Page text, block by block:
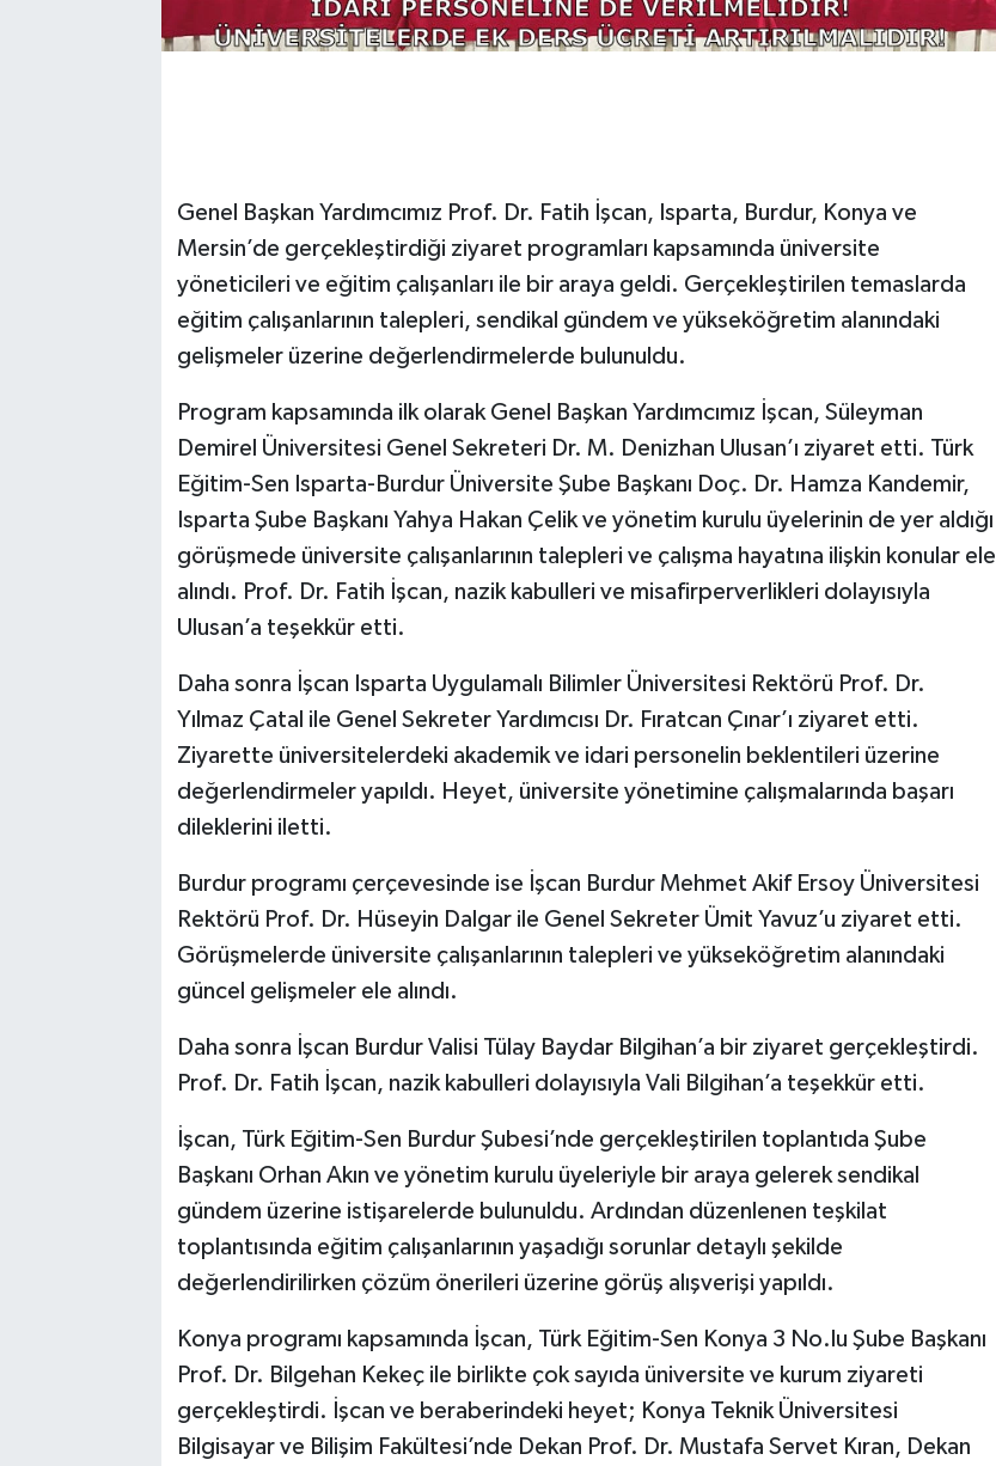
Genel Başkan Yardımcımız Prof. Dr. Fatih İşcan, Isparta, Burdur, Konya ve
Mersin’de gerçekleştirdiği ziyaret programları kapsamında üniversite
yöneticileri ve eğitim çalışanları ile bir araya geldi. Gerçekleştirilen temaslarda
eğitim çalışanlarının talepleri, sendikal gündem ve yükseköğretim alanındaki
gelişmeler üzerine değerlendirmelerde bulunuldu.
Program kapsamında ilk olarak Genel Başkan Yardımcımız İşcan, Süleyman
Demirel Üniversitesi Genel Sekreteri Dr. M. Denizhan Ulusan’ı ziyaret etti. Türk
Eğitim-Sen Isparta-Burdur Üniversite Şube Başkanı Doç. Dr. Hamza Kandemir,
Isparta Şube Başkanı Yahya Hakan Çelik ve yönetim kurulu üyelerinin de yer aldığı
görüşmede üniversite çalışanlarının talepleri ve çalışma hayatına ilişkin konular ele
alındı. Prof. Dr. Fatih İşcan, nazik kabulleri ve misafirperverlikleri dolayısıyla
Ulusan’a teşekkür etti.
Daha sonra İşcan Isparta Uygulamalı Bilimler Üniversitesi Rektörü Prof. Dr.
Yılmaz Çatal ile Genel Sekreter Yardımcısı Dr. Fıratcan Çınar’ı ziyaret etti.
Ziyarette üniversitelerdeki akademik ve idari personelin beklentileri üzerine
değerlendirmeler yapıldı. Heyet, üniversite yönetimine çalışmalarında başarı
dileklerini iletti.
Burdur programı çerçevesinde ise İşcan Burdur Mehmet Akif Ersoy Üniversitesi
Rektörü Prof. Dr. Hüseyin Dalgar ile Genel Sekreter Ümit Yavuz’u ziyaret etti.
Görüşmelerde üniversite çalışanlarının talepleri ve yükseköğretim alanındaki
güncel gelişmeler ele alındı.
Daha sonra İşcan Burdur Valisi Tülay Baydar Bilgihan’a bir ziyaret gerçekleştirdi.
Prof. Dr. Fatih İşcan, nazik kabulleri dolayısıyla Vali Bilgihan’a teşekkür etti.
İşcan, Türk Eğitim-Sen Burdur Şubesi’nde gerçekleştirilen toplantıda Şube
Başkanı Orhan Akın ve yönetim kurulu üyeleriyle bir araya gelerek sendikal
gündem üzerine istişarelerde bulunuldu. Ardından düzenlenen teşkilat
toplantısında eğitim çalışanlarının yaşadığı sorunlar detaylı şekilde
değerlendirilirken çözüm önerileri üzerine görüş alışverişi yapıldı.
Konya programı kapsamında İşcan, Türk Eğitim-Sen Konya 3 No.lu Şube Başkanı
Prof. Dr. Bilgehan Kekeç ile birlikte çok sayıda üniversite ve kurum ziyareti
gerçekleştirdi. İşcan ve beraberindeki heyet; Konya Teknik Üniversitesi
Bilgisayar ve Bilişim Fakültesi’nde Dekan Prof. Dr. Mustafa Servet Kıran, Dekan